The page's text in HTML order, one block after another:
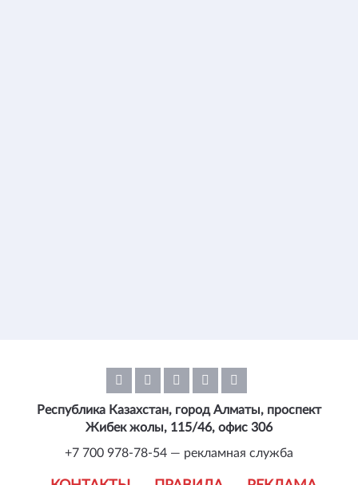
Республика Казахстан, город Алматы, проспект
Жибек жолы, 115/46, офис 306
+7 700 978-78-54 — рекламная служба